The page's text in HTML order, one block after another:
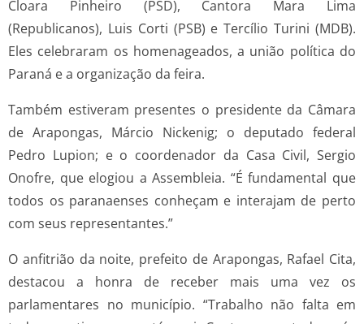
Cloara Pinheiro (PSD), Cantora Mara Lima
(Republicanos), Luis Corti (PSB) e Tercílio Turini (MDB).
Eles celebraram os homenageados, a união política do
Paraná e a organização da feira.
Também estiveram presentes o presidente da Câmara
de Arapongas, Márcio Nickenig; o deputado federal
Pedro Lupion; e o coordenador da Casa Civil, Sergio
Onofre, que elogiou a Assembleia. “É fundamental que
todos os paranaenses conheçam e interajam de perto
com seus representantes.”
O anfitrião da noite, prefeito de Arapongas, Rafael Cita,
destacou a honra de receber mais uma vez os
parlamentares no município. “Trabalho não falta em